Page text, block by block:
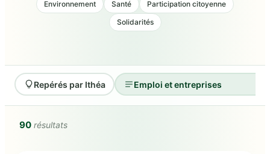
Environnement Santé
Participation citoyenne
Solidarités
Repérés par Ithéa
90 résultats